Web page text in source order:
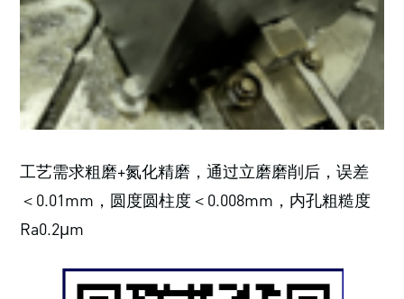
工艺需求粗磨+氮化精磨，通过立磨磨削后，误差
＜0.01mm，圆度圆柱度＜0.008mm，内孔粗糙度
Ra0.2μm